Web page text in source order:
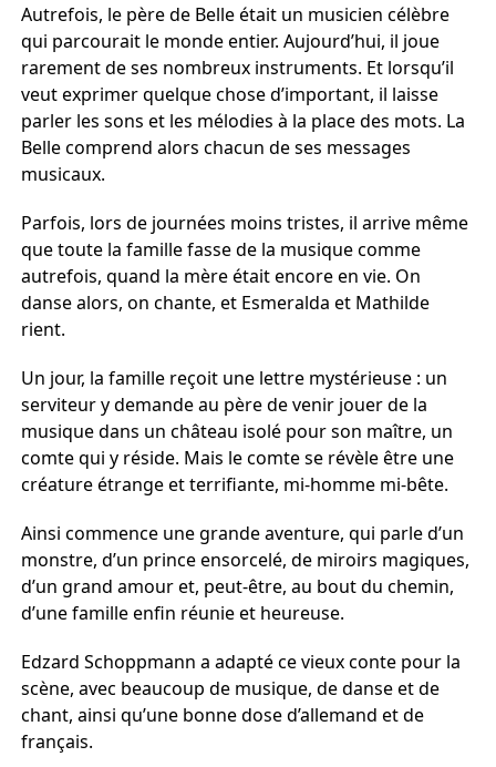
Autrefois, le père de Belle était un musicien célèbre
qui parcourait le monde entier. Aujourd’hui, il joue
rarement de ses nombreux instruments. Et lorsqu’il
veut exprimer quelque chose d’important, il laisse
parler les sons et les mélodies à la place des mots. La
Belle comprend alors chacun de ses messages
musicaux.
Parfois, lors de journées moins tristes, il arrive même
que toute la famille fasse de la musique comme
autrefois, quand la mère était encore en vie. On
danse alors, on chante, et Esmeralda et Mathilde
rient.
Un jour, la famille reçoit une lettre mystérieuse : un
serviteur y demande au père de venir jouer de la
musique dans un château isolé pour son maître, un
comte qui y réside. Mais le comte se révèle être une
créature étrange et terrifiante, mi-homme mi-bête.
Ainsi commence une grande aventure, qui parle d’un
monstre, d’un prince ensorcelé, de miroirs magiques,
d’un grand amour et, peut-être, au bout du chemin,
d’une famille enfin réunie et heureuse.
Edzard Schoppmann a adapté ce vieux conte pour la
scène, avec beaucoup de musique, de danse et de
chant, ainsi qu’une bonne dose d’allemand et de
français.